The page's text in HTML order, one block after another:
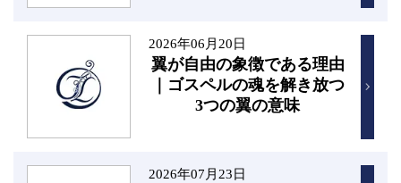
2026年06月20日
翼が自由の象徴である理由
｜ゴスペルの魂を解き放つ
3つの翼の意味
2026年07月23日